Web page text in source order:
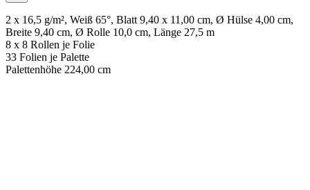
2 x 16,5 g/m², Weiß 65°, Blatt 9,40 x 11,00 cm, Ø Hülse 4,00 cm,
Breite 9,40 cm, Ø Rolle 10,0 cm, Länge 27,5 m
8 x 8 Rollen je Folie
33 Folien je Palette
Palettenhöhe 224,00 cm